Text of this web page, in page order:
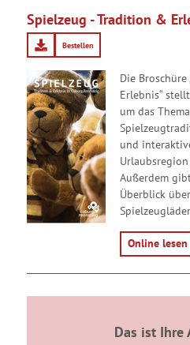
Spielzeug - Tradition &
Bestellen
Die
Erlebnis“
um das
und
Außerdem
Überblick
Online lesen
Das ist Ihre